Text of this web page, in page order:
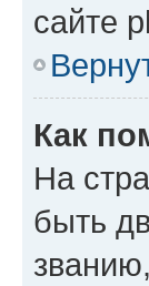
сайте
Как
На
быть